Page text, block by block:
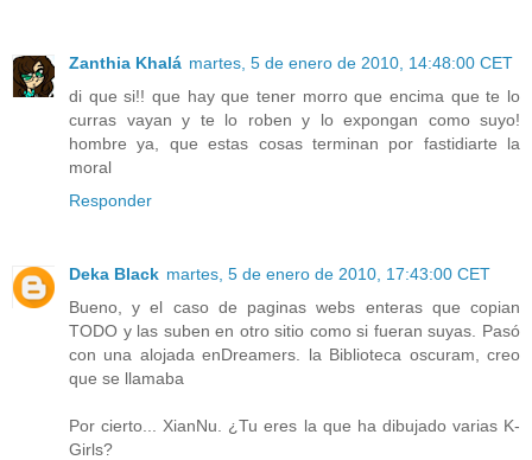
Zanthia Khalá martes, 5 de enero de 2010, 14:48:00 CET
di que si!! que hay que tener morro que encima que te lo
curras vayan y te lo roben y lo expongan como suyo!
hombre ya, que estas cosas terminan por fastidiarte la
moral
Responder
Deka Black martes, 5 de enero de 2010, 17:43:00 CET
Bueno, y el caso de paginas webs enteras que copian
TODO y las suben en otro sitio como si fueran suyas. Pasó
con una alojada enDreamers. la Biblioteca oscuram, creo
que se llamaba
Por cierto... XianNu. ¿Tu eres la que ha dibujado varias K-
Girls?